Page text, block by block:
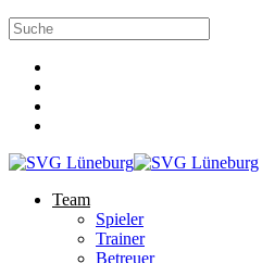
Team
Spieler
Trainer
Betreuer